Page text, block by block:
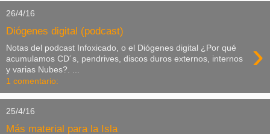
26/4/16
Diógenes digital (podcast)
›
Notas del podcast Infoxicado, o el Diógenes digital ¿Por qué
acumulamos CD´s, pendrives, discos duros externos, internos
y varias Nubes?. ...
1 comentario:
25/4/16
Más material para la Isla